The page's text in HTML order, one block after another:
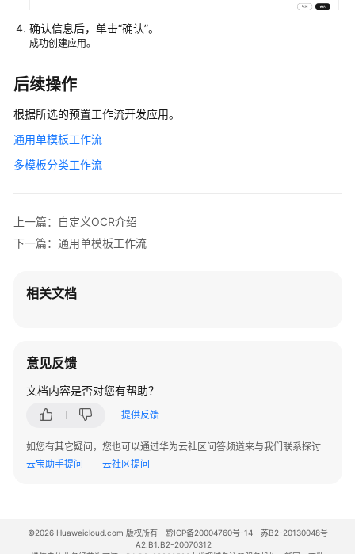
义
OCR
绍
创
应
用
用
模
工
作
多
板
分
工
作
段
类
确认信息后，单击“确认”。
成功创建应用。
后续操作
根据所选的预置工作流开发应用。
通用单模板工作流
多模板分类工作流
上一篇：自定义OCR介绍
下一篇：通用单模板工作流
相关文档
意见反馈
文档内容是否对您有帮助？
提供反馈
如您有其它疑问，您也可以通过华为云社区问答频道来与我们联系探讨
云宝助手提问
云社区提问
©2026 Huaweicloud.com 版权所有 黔ICP备20004760号-14
苏B2-20130048号
A2.B1.B2-20070312